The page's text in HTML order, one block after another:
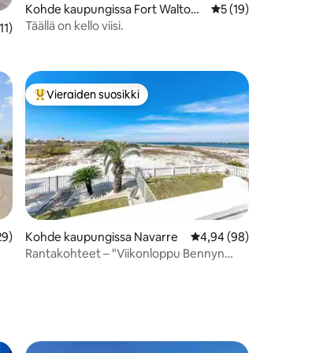
arvio 4,82/5, 11 arvostelua
Kohde kaupungissa Fort Walton
Beach
Keskimääräinen
5 (19)
Täällä on kello viisi.
arvio 4,97/5, 29 arvostelua
Vieraiden suosikkien parhaimmistoa
Vieraiden suosikki
Kohde kaupungissa Navarre Keskimääräinen
4,94 (98)
Rantakohteet – "Viikonloppu Bennyn